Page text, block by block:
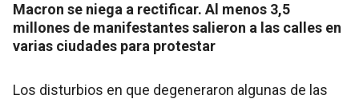
Macron se niega a rectificar​. Al menos 3,5
millones de manifestantes salieron a las calles en
varias ciudades para protestar
Los disturbios en que degeneraron algunas de las